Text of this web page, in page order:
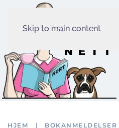
Skip to main content
HJEM BOKANMELDELSER